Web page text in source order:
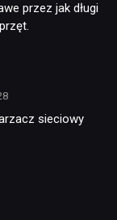
przez jak długi
sieciowy